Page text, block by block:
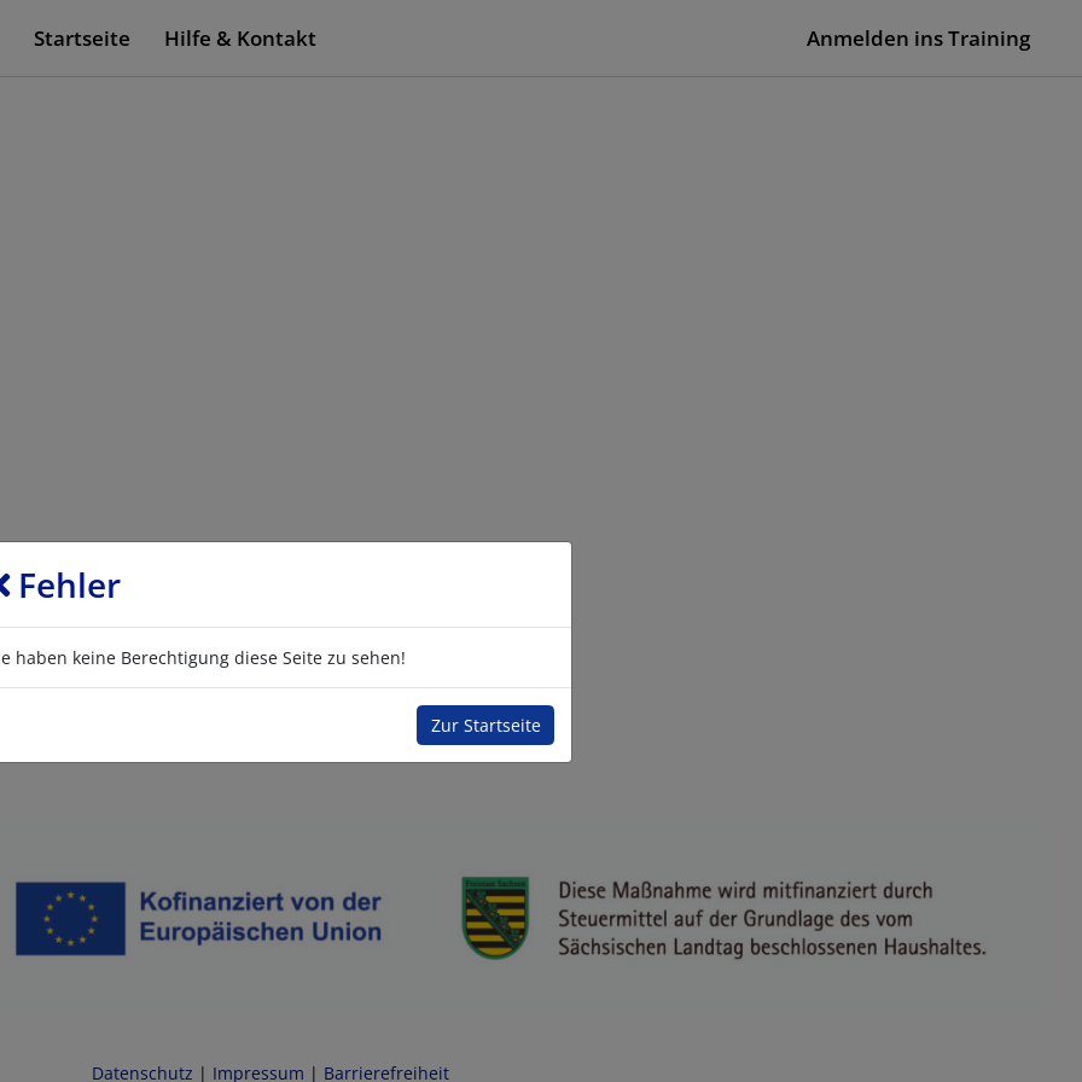
Startseite Hilfe & Kontakt Anmelden ins Training
Fehler
haben keine Berechtigung diese Seite zu sehen!
Zur Startseite
Datenschutz | Impressum | Barrierefreiheit